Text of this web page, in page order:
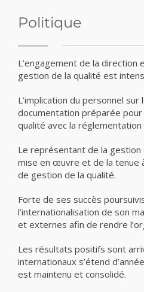
Politique
L’engagement de la
gestion de la qualité est
L’implication du personnel
documentation préparée
qualité avec la
Le représentant de la
mise en œuvre et de la tenue
de gestion de la qualité.
Forte de ses succès
l’internationalisation de son
et externes afin de rendre
Les résultats positifs sont
internationaux s’étend
est maintenu et consolidé.